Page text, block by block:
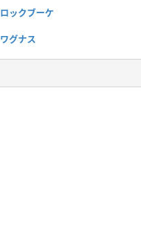
ロックブーケ
ワグナス